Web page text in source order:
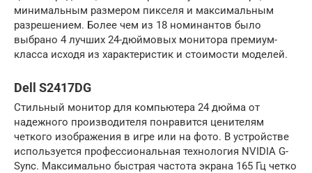
минимальным размером пикселя и максимальным
разрешением. Более чем из 18 номинантов было
выбрано 4 лучших 24-дюймовых монитора премиум-
класса исходя из характеристик и стоимости моделей.
Dell S2417DG
Стильный монитор для компьютера 24 дюйма от
надежного производителя понравится ценителям
четкого изображения в игре или на фото. В устройстве
используется профессиональная технология NVIDIA G-
Sync. Максимально быстрая частота экрана 165 Гц четко